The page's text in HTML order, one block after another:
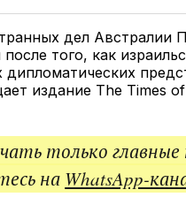
дел Австралии
того, как
дипломатических
издание The Times
только
на WhatsApp-